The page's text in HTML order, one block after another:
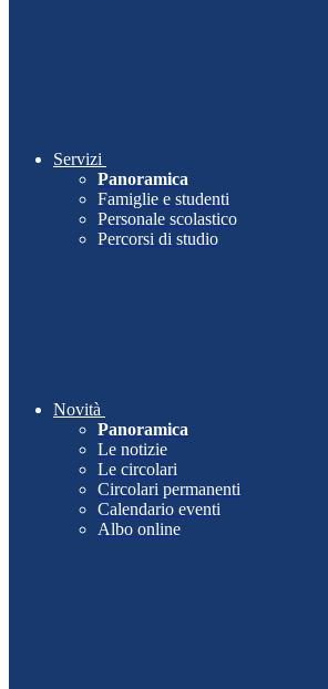
Servizi
Panoramica
Famiglie e studenti
Personale scolastico
Percorsi di studio
Novità
Panoramica
Le notizie
Le circolari
Circolari permanenti
Calendario eventi
Albo online